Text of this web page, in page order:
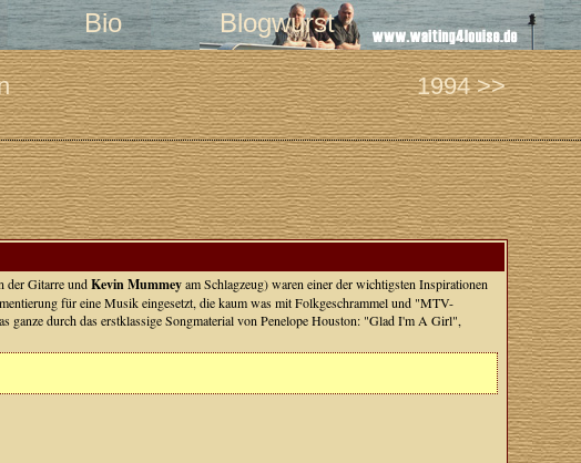
Bio Blogwurst
1994 >>
der Gitarre undKevin Mummeyam Schlagzeug) waren einer der wichtigsten Inspirationen
für eine Musik eingesetzt, die kaum was mit Folkgeschrammel und "MTV-
durch das erstklassige Songmaterial von Penelope Houston: "Glad I'm A Girl",